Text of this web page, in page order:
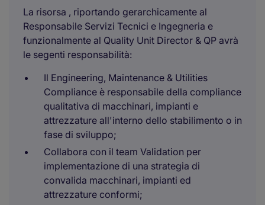
La risorsa , riportando gerarchicamente al
Responsabile Servizi Tecnici e Ingegneria e
funzionalmente al Quality Unit Director & QP avrà
le segenti responsabilità:
Il Engineering, Maintenance & Utilities
Compliance è responsabile della compliance
qualitativa di macchinari, impianti e
attrezzature all'interno dello stabilimento o in
fase di sviluppo;
Collabora con il team Validation per
implementazione di una strategia di
convalida macchinari, impianti ed
attrezzature conformi;